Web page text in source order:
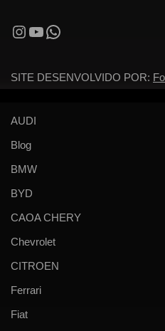
SITE DESENVOLVIDO POR:
AUDI
Blog
BMW
BYD
CAOA CHERY
Chevrolet
CITROEN
Ferrari
Fiat